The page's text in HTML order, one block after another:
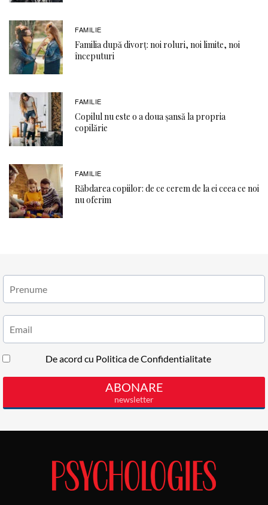
FAMILIE
Familia după divorț: noi roluri, noi limite, noi
începuturi
FAMILIE
Copilul nu este o a doua șansă la propria
copilărie
FAMILIE
Răbdarea copiilor: de ce cerem de la ei ceea ce noi
nu oferim